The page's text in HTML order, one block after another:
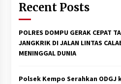
Recent Posts
POLRES DOMPU GERAK CEPAT
JANGKRIK DI JALAN LINTAS
MENINGGAL DUNIA
Polsek Kempo Serahkan ODGJ